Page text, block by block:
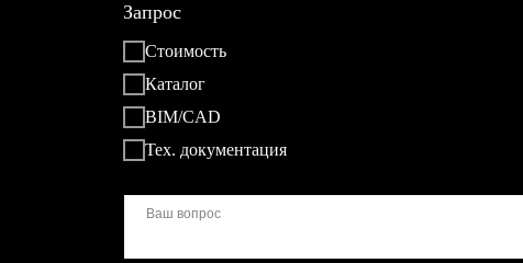
Запрос
Стоимость
Каталог
BIM/CAD
Тех. документация